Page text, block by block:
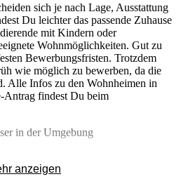
sich je nach Lage, Ausstattung
Du leichter das passende Zuhause
mit Kindern oder
Wohnmöglichkeiten. Gut zu
Bewerbungsfristen. Trotzdem
wie möglich zu bewerben, da die
Alle Infos zu den Wohnheimen in
findest Du beim
in der Umgebung
anzeigen